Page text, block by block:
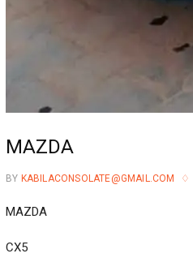
MAZDA
BY KABILACONSOLATE@GMAIL.COM
MAZDA
CX5